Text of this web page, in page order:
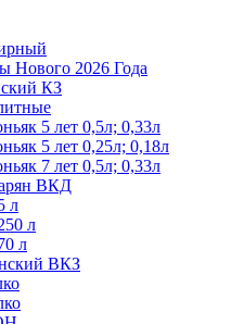
Нового 2026 Года
КЗ
5 лет 0,5л; 0,33л
5 лет 0,25л; 0,18л
7 лет 0,5л; 0,33л
ВКД
л
л
л
ВКЗ